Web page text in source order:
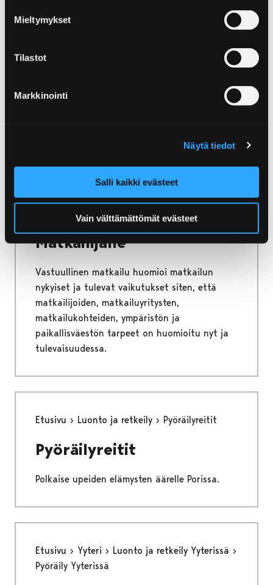
Mieltymykset
Tilastot
Markkinointi
Näytä tiedot
Salli kaikki evästeet
Vain välttämättömät evästeet
Porin monet luontolavat ja -tornit tarjoavat
monipuolisiin maisemiin ja lintuharrastajien
Kestävä ja vastuullinen matkailu Porissa
Matkailijalle
Matkailijalle
Vastuullinen matkailu huomioi matkailun
nykyiset ja tulevat vaikutukset siten, että
matkailijoiden, matkailuyritysten,
matkailukohteiden, ympäristön ja
paikallisväestön tarpeet on huomioitu nyt ja
tulevaisuudessa.
Etusivu Luonto ja retkeily Pyöräilyreitit
Pyöräilyreitit
Polkaise upeiden elämysten äärelle Porissa.
Etusivu Yyteri
Luonto ja retkeily Yyterissä
Pyöräily Yyterissä